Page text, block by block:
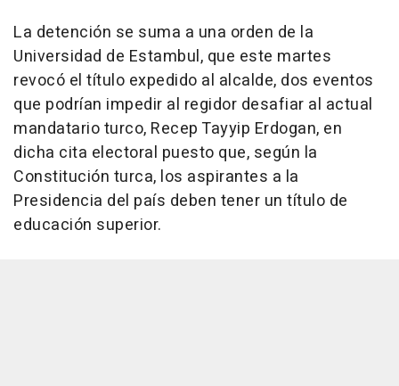
La detención se suma a una orden de la
Universidad de Estambul, que este martes
revocó el título expedido al alcalde, dos eventos
que podrían impedir al regidor desafiar al actual
mandatario turco, Recep Tayyip Erdogan, en
dicha cita electoral puesto que, según la
Constitución turca, los aspirantes a la
Presidencia del país deben tener un título de
educación superior.